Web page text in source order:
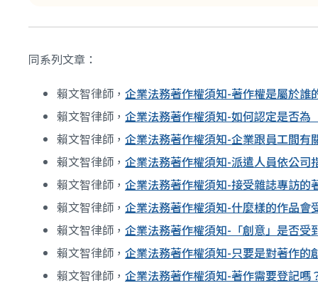
同系列文章：
賴文智律師， 企業法務著作權須知-著作權是屬於誰
賴文智律師， 企業法務著作權須知-如何認定是否為
賴文智律師， 企業法務著作權須知-企業跟員工間
賴文智律師， 企業法務著作權須知-派遣人員依公
賴文智律師， 企業法務著作權須知-接受雜誌專訪的
賴文智律師， 企業法務著作權須知-什麼樣的作品會
賴文智律師， 企業法務著作權須知-「創意」是否受
賴文智律師， 企業法務著作權須知-只要是對著作的
賴文智律師， 企業法務著作權須知-著作需要登記嗎